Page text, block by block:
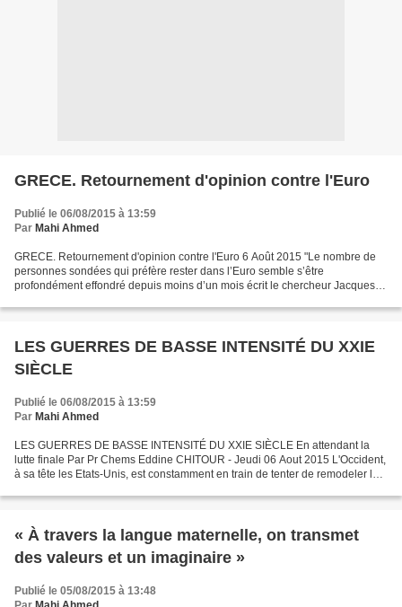
GRECE. Retournement d'opinion contre l'Euro
Publié le 06/08/2015 à 13:59
Par Mahi Ahmed
GRECE. Retournement d'opinion contre l'Euro 6 Août 2015 "Le nombre de
personnes sondées qui préfère rester dans l’Euro semble s’être
profondément effondré depuis moins d’un mois écrit le chercheur Jacques
LES GUERRES DE BASSE INTENSITÉ DU XXIE
SIÈCLE
Publié le 06/08/2015 à 13:59
Par Mahi Ahmed
LES GUERRES DE BASSE INTENSITÉ DU XXIE SIÈCLE En attendant la
lutte finale Par Pr Chems Eddine CHITOUR - Jeudi 06 Aout 2015 L'Occident,
à sa tête les Etats-Unis, est constamment en train de tenter de remodeler le
« À travers la langue maternelle, on transmet
des valeurs et un imaginaire »
Publié le 05/08/2015 à 13:48